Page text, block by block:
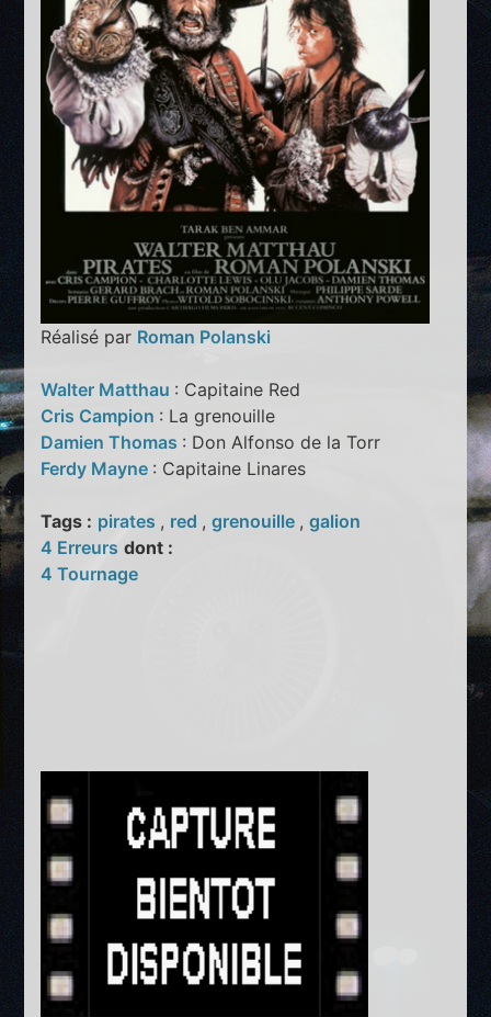
Réalisé par Roman Polanski
Walter Matthau : Capitaine Red
Cris Campion : La grenouille
Damien Thomas : Don Alfonso de la Torr
Ferdy Mayne : Capitaine Linares
Tags : pirates , red ,grenouille ,galion
4 Erreurs dont :
4 Tournage